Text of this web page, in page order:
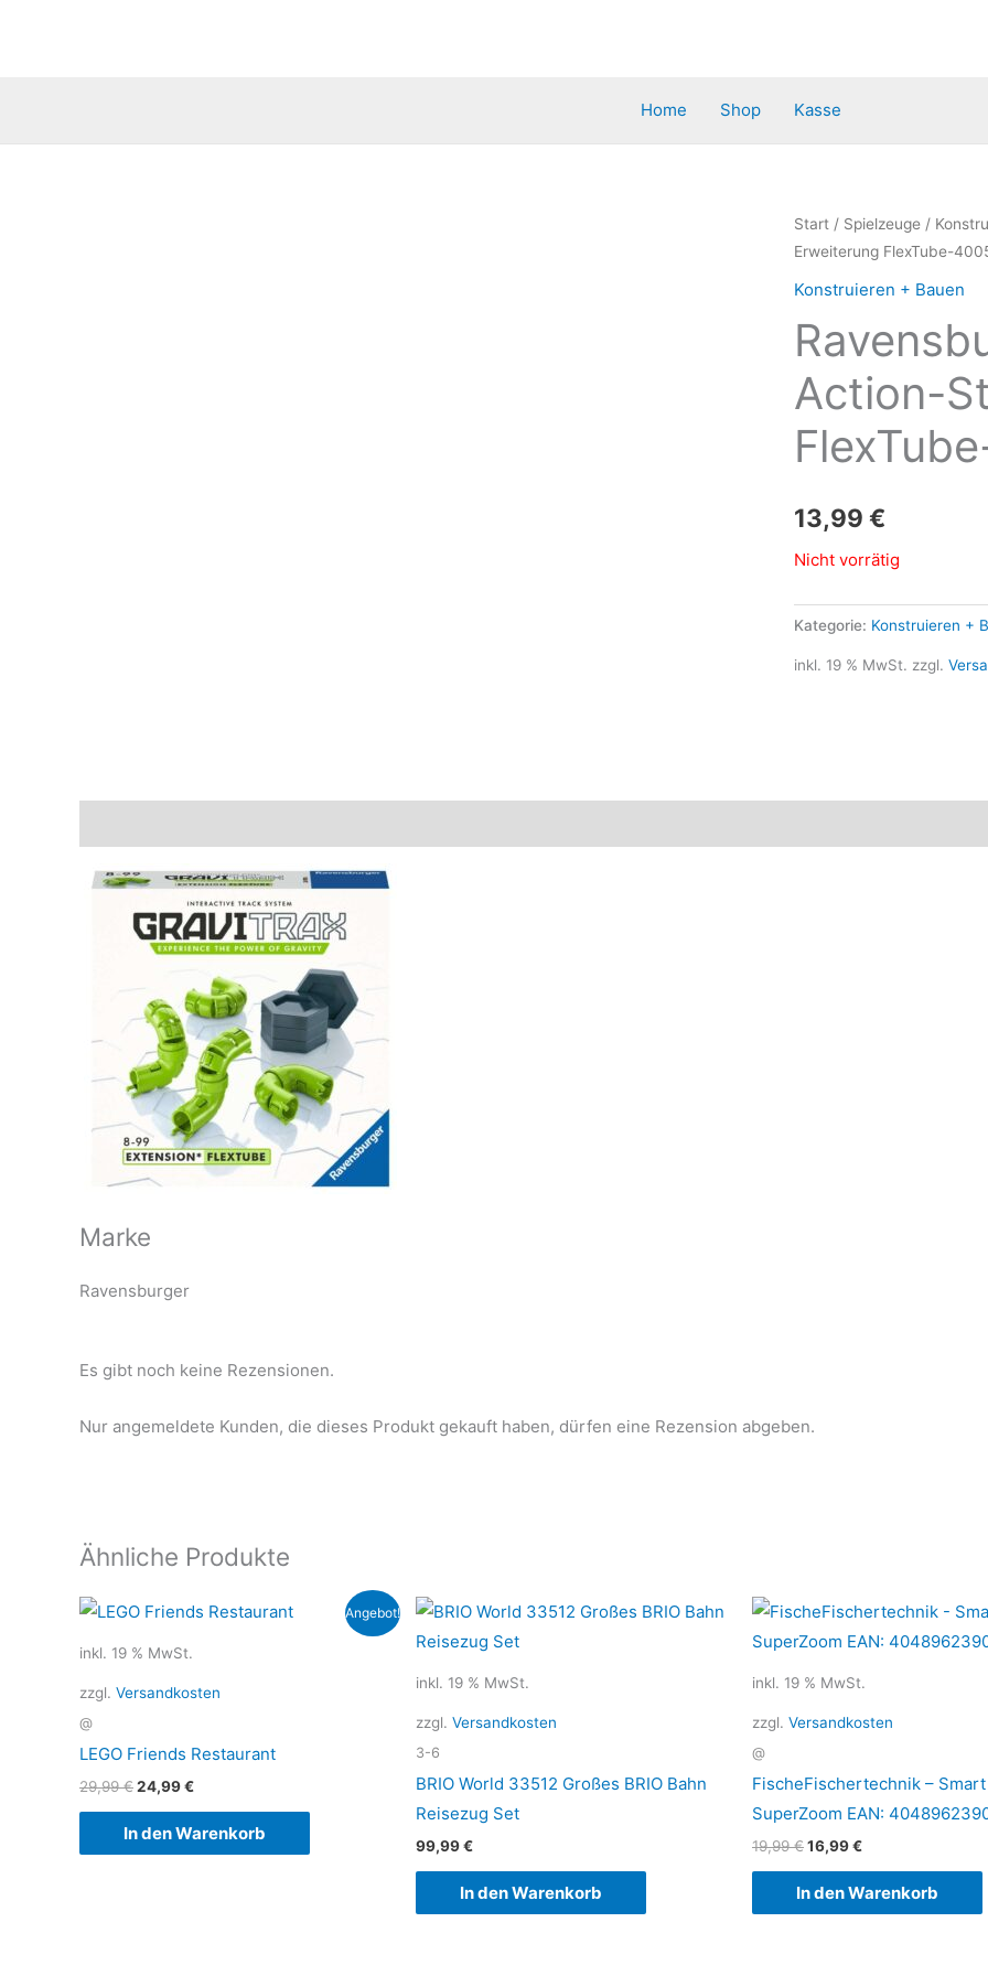
Home
Shop Kasse
Start / Spielzeuge /
Erweiterung FlexTube-
Konstruieren + Bauen
Action-
13,99 €
Nicht vorrätig
Kategorie: Konstruieren +
inkl. 19 % MwSt. zzgl.
Marke
Ravensburger
Es gibt noch keine Rezensionen.
Nur angemeldete Kunden, die dieses Produkt gekauft haben, dürfen eine Rezension abgeben.
Ähnliche Produkte
Angebot!
inkl. 19 % MwSt.
zzgl. Versandkosten
@
LEGO Friends Restaurant
29,99€
Ursprünglicher
Preis
29,99 €
24,99€
Aktueller
Preis
In den Warenkorb
inkl. 19 % MwSt.
zzgl. Versandkosten
3-6
BRIO World 33512 Großes BRIO Bahn
Reisezug Set
99,99€
In den Warenkorb
inkl. 19 % MwSt.
zzgl. Versandkosten
@
FischeFischertechnik – Smart
SuperZoom EAN:
19,99€
Ursprünglicher
Preis
war:
16,99€
Aktueller
Preis
ist:
In den Warenkorb